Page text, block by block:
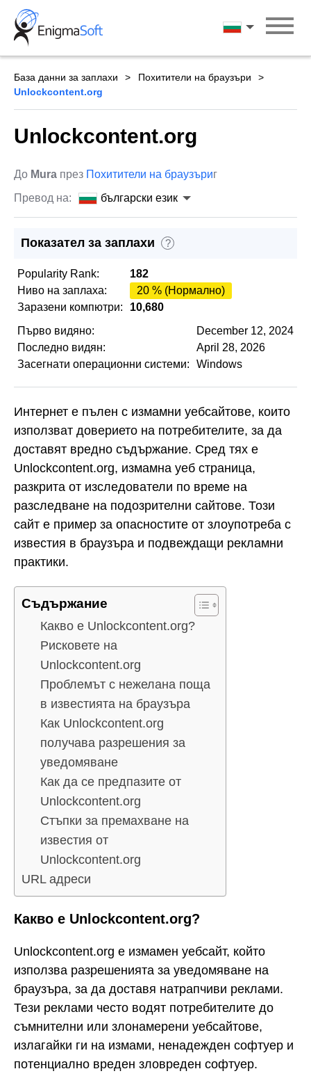
Skip
content
български
База данни за заплахи
Похитители на браузъри
Unlockcontent.org
Unlockcontent.org
До Mura през Похитители на браузъриг
Превод на:
български език
Показател за заплахи ?
Popularity Rank:
182
Ниво на заплаха:
20 % (Нормално)
Заразени компютри:
10,680
Първо видяно:
December 12, 2024
Последно видян:
April 28, 2026
Засегнати операционни системи:
Windows
Интернет е пълен с измамни уебсайтове, които
използват доверието на потребителите, за да
доставят вредно съдържание. Сред тях е
Unlockcontent.org, измамна уеб страница,
разкрита от изследователи по време на
разследване на подозрителни сайтове. Този
сайт е пример за опасностите от злоупотреба с
известия в браузъра и подвеждащи рекламни
практики.
Съдържание
Какво е Unlockcontent.org?
Рисковете на
Unlockcontent.org
Проблемът с нежелана поща
в известията на браузъра
Как Unlockcontent.org
получава разрешения за
уведомяване
Как да се предпазите от
Unlockcontent.org
Стъпки за премахване на
известия от
Unlockcontent.org
URL адреси
Какво е Unlockcontent.org?
Unlockcontent.org е измамен уебсайт, който
използва разрешенията за уведомяване на
браузъра, за да доставя натрапчиви реклами.
Тези реклами често водят потребителите до
съмнителни или злонамерени уебсайтове,
излагайки ги на измами, ненадежден софтуер и
потенциално вреден зловреден софтуер.